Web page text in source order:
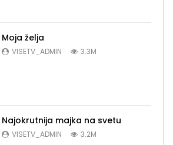
Moja želja
VISETV_ADMIN 3.3M
Najokrutnija majka na svetu
VISETV_ADMIN 3.2M